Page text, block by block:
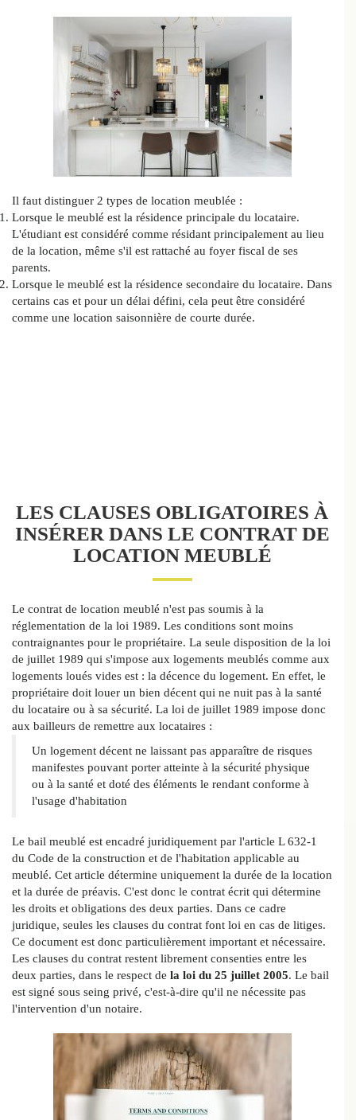
Il faut distinguer 2 types de location meublée :
Lorsque le meublé est la résidence principale du locataire.
L'étudiant est considéré comme résidant principalement au lieu
de la location, même s'il est rattaché au foyer fiscal de ses
parents.
Lorsque le meublé est la résidence secondaire du locataire. Dans
certains cas et pour un délai défini, cela peut être considéré
comme une location saisonnière de courte durée.
LES CLAUSES OBLIGATOIRES À
INSÉRER DANS LE CONTRAT DE
LOCATION MEUBLÉ
Le contrat de location meublé n'est pas soumis à la
réglementation de la loi 1989. Les conditions sont moins
contraignantes pour le propriétaire. La seule disposition de la loi
de juillet 1989 qui s'impose aux logements meublés comme aux
logements loués vides est : la décence du logement. En effet, le
propriétaire doit louer un bien décent qui ne nuit pas à la santé
du locataire ou à sa sécurité. La loi de juillet 1989 impose donc
aux bailleurs de remettre aux locataires :
Un logement décent ne laissant pas apparaître de risques
manifestes pouvant porter atteinte à la sécurité physique
ou à la santé et doté des éléments le rendant conforme à
l'usage d'habitation
Le bail meublé est encadré juridiquement par l'article L 632-1
du Code de la construction et de l'habitation applicable au
meublé. Cet article détermine uniquement la durée de la location
et la durée de préavis. C'est donc le contrat écrit qui détermine
les droits et obligations des deux parties. Dans ce cadre
juridique, seules les clauses du contrat font loi en cas de litiges.
Ce document est donc particulièrement important et nécessaire.
Les clauses du contrat restent librement consenties entre les
deux parties, dans le respect de la loi du 25 juillet 2005. Le bail
est signé sous seing privé, c'est-à-dire qu'il ne nécessite pas
l'intervention d'un notaire.